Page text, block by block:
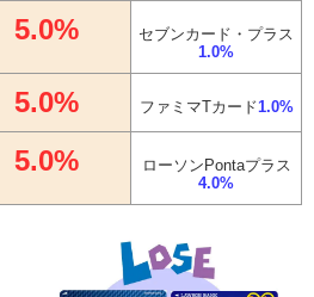
5.0%
セブンカード・プラス
1.0%
5.0% ファミマTカード1.0%
5.0%
ローソンPontaプラス
4.0%